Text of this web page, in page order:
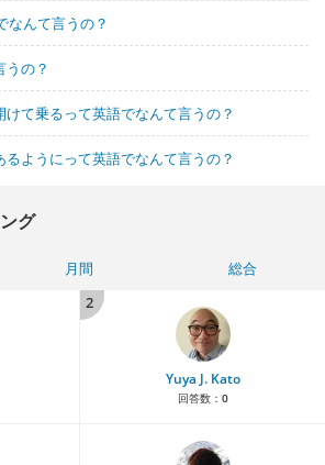
なんて言うの？
うの？
て乗るって英語でなんて言うの？
ようにって英語でなんて言うの？
グ
月間
総合
2
Yuya J. Kato
回答数： 0